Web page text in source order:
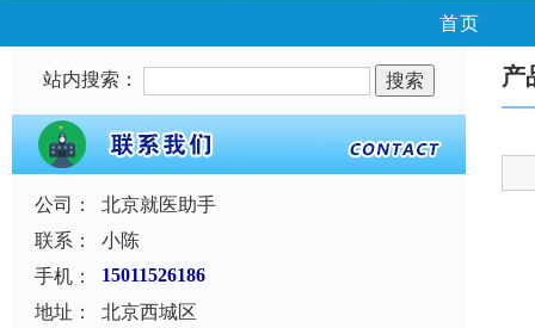
首页
站内搜索：
公司：
北京就医助手
联系：
小陈
手机：
15011526186
地址：
北京西城区
产